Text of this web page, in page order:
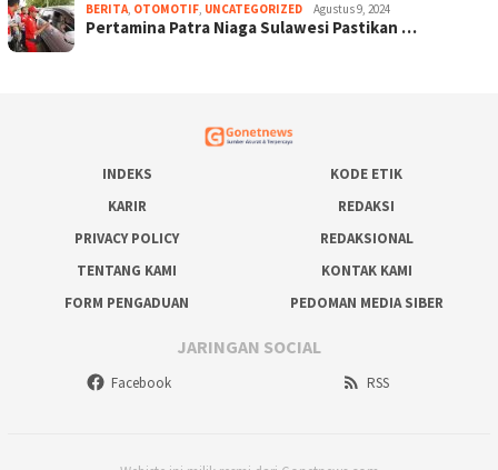
BERITA, OTOMOTIF, UNCATEGORIZED Agustus 9, 2024
Pertamina Patra Niaga Sulawesi Pastikan …
INDEKS
KODE ETIK
KARIR
REDAKSI
PRIVACY POLICY
REDAKSIONAL
TENTANG KAMI
KONTAK KAMI
FORM PENGADUAN
PEDOMAN MEDIA SIBER
JARINGAN SOCIAL
Facebook RSS